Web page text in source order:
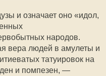
и означает оно «идол,
народов.
вера людей в амулеты и
татуировок на
и помпезен, —